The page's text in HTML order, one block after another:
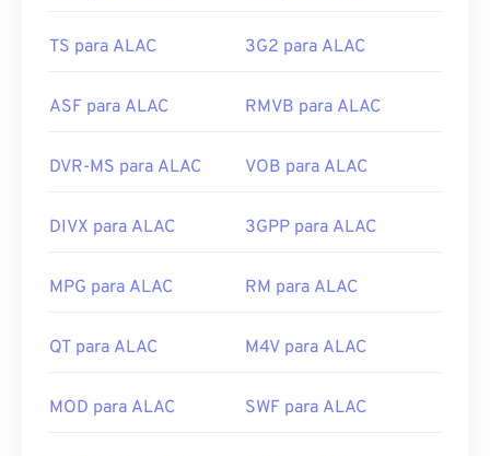
TS para ALAC 3G2 para ALAC
ASF para ALAC RMVB para ALAC
DVR-MS para ALAC VOB para ALAC
DIVX para ALAC 3GPP para ALAC
MPG para ALAC RM para ALAC
QT para ALAC M4V para ALAC
MOD para ALAC SWF para ALAC